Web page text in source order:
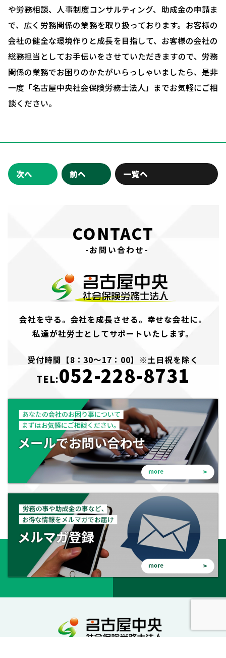
会社概要
お問い合わせ・相談予約
や労務相談、人事制度コンサルティング、助成金の申請ま
で、広く労務関係の業務を取り扱っております。お客様の
会社の健全な環境作りと成長を目指して、お客様の会社の
総務担当としてお手伝いをさせていただきますので、労務
関係の業務でお困りのかたがいらっしゃいましたら、是非
一度「名古屋中央社会保険労務士法人」までお気軽にご相
談ください。
次へ 前へ 一覧へ
CONTACT
-お問い合わせ-
会社を守る。会社を成長させる。幸せな会社に。
私達が社労士としてサポートいたします。
受付時間【8：30～17：00】※土日祝を除く
TEL:052-228-8731